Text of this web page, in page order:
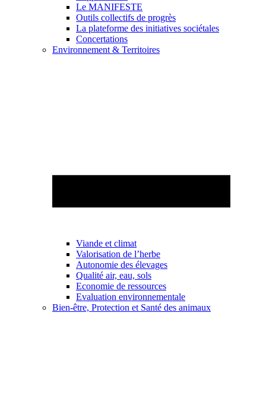
Le MANIFESTE
Outils collectifs de progrès
La plateforme des initiatives sociétales
Concertations
Environnement & Territoires
Viande et climat
Valorisation de l’herbe
Autonomie des élevages
Qualité air, eau, sols
Economie de ressources
Evaluation environnementale
Bien-être, Protection et Santé des animaux